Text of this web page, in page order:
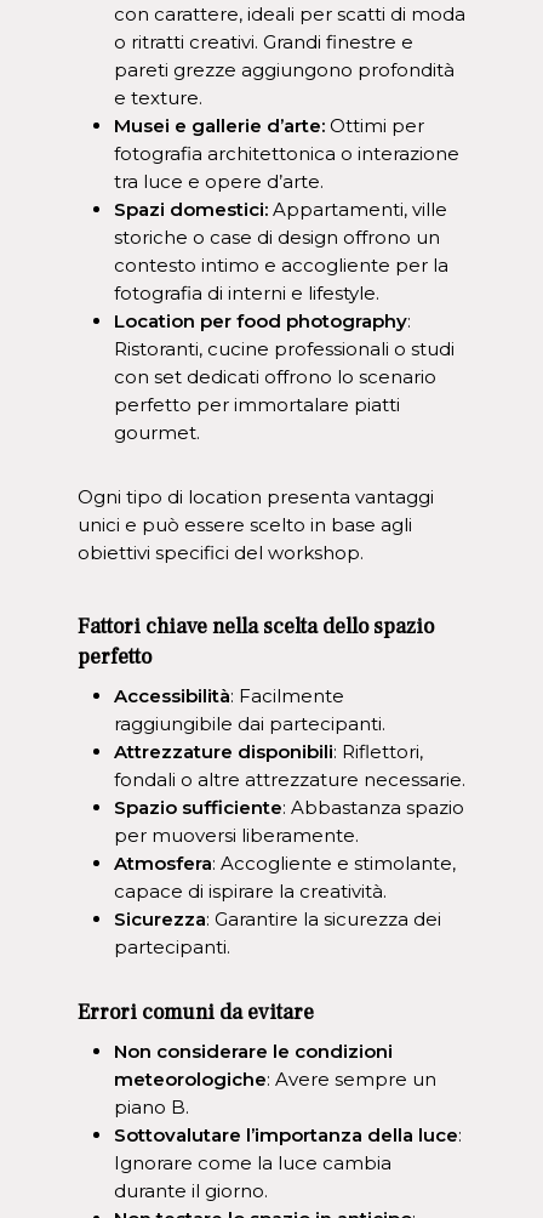
con carattere, ideali per scatti di moda
o ritratti creativi. Grandi finestre e
pareti grezze aggiungono profondità
e texture.
Musei e gallerie d’arte: Ottimi per
fotografia architettonica o interazione
tra luce e opere d’arte.
Spazi domestici: Appartamenti, ville
storiche o case di design offrono un
contesto intimo e accogliente per la
fotografia di interni e lifestyle.
Location per food photography:
Ristoranti, cucine professionali o studi
con set dedicati offrono lo scenario
perfetto per immortalare piatti
gourmet.
Ogni tipo di location presenta vantaggi
unici e può essere scelto in base agli
obiettivi specifici del workshop.
Fattori chiave nella scelta dello spazio
perfetto
Accessibilità: Facilmente
raggiungibile dai partecipanti.
Attrezzature disponibili: Riflettori,
fondali o altre attrezzature necessarie.
Spazio sufficiente: Abbastanza spazio
per muoversi liberamente.
Atmosfera: Accogliente e stimolante,
capace di ispirare la creatività.
Sicurezza: Garantire la sicurezza dei
partecipanti.
Errori comuni da evitare
Non considerare le condizioni
meteorologiche: Avere sempre un
piano B.
Sottovalutare l’importanza della luce:
Ignorare come la luce cambia
durante il giorno.